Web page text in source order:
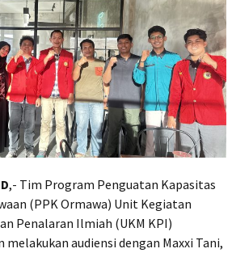
,- Tim Program Penguatan Kapasitas
(PPK Ormawa) Unit Kegiatan
Penalaran Ilmiah (UKM KPI)
melakukan audiensi dengan Maxxi Tani,